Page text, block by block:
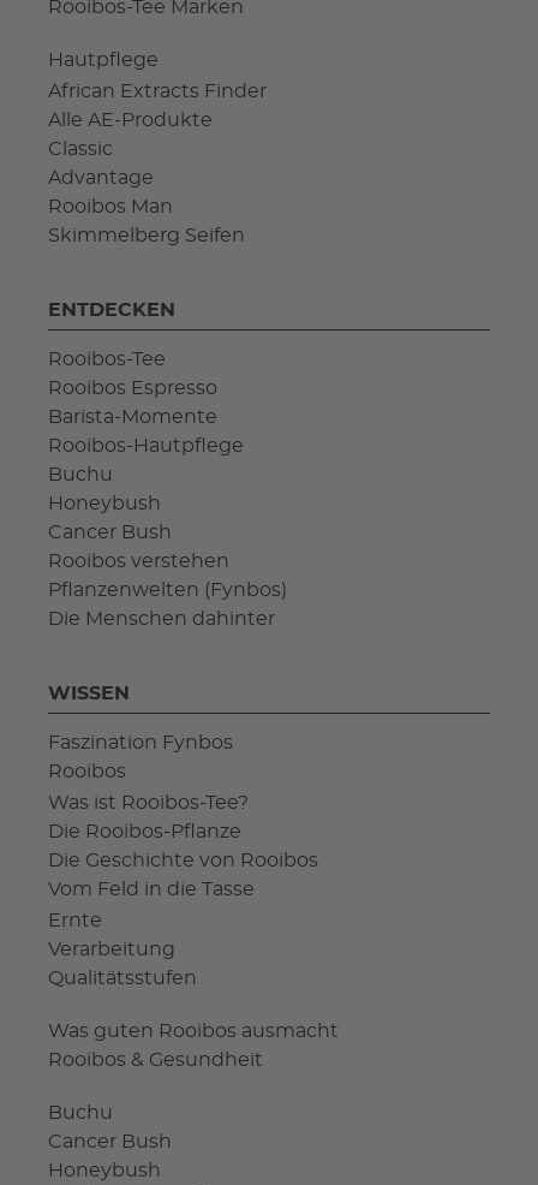
Rooibos-Tee Marken
Hautpflege
African Extracts Finder
Alle AE-Produkte
Classic
Advantage
Rooibos Man
Skimmelberg Seifen
ENTDECKEN
Rooibos-Tee
Rooibos Espresso
Barista-Momente
Rooibos-Hautpflege
Buchu
Honeybush
Cancer Bush
Rooibos verstehen
Pflanzenwelten (Fynbos)
Die Menschen dahinter
WISSEN
Faszination Fynbos
Rooibos
Was ist Rooibos-Tee?
Die Rooibos-Pflanze
Die Geschichte von Rooibos
Vom Feld in die Tasse
Ernte
Verarbeitung
Qualitätsstufen
Was guten Rooibos ausmacht
Rooibos & Gesundheit
Buchu
Cancer Bush
Honeybush